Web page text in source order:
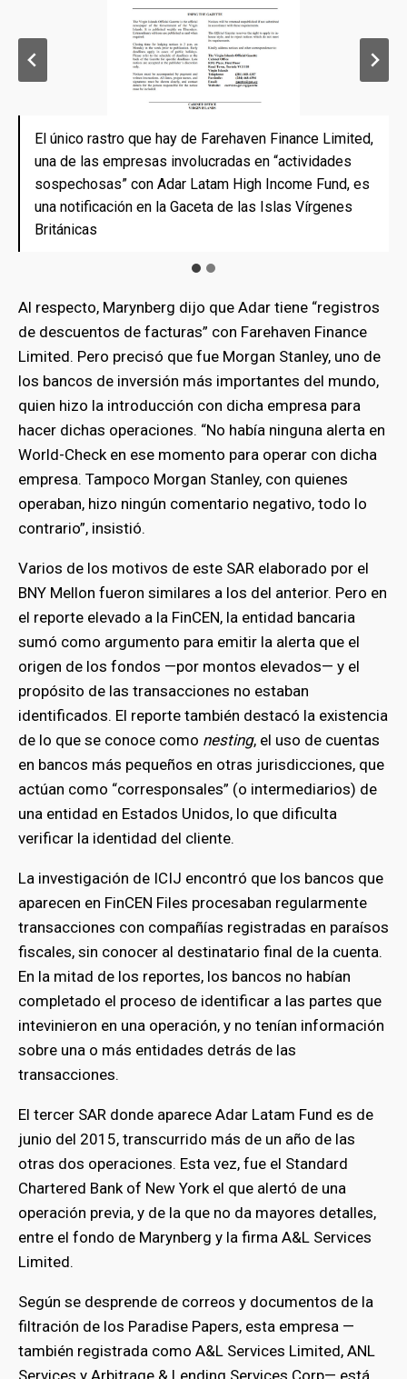
El único rastro que hay de Farehaven Finance Limited,
una de las empresas involucradas en “actividades
sospechosas” con Adar Latam High Income Fund, es
una notificación en la Gaceta de las Islas Vírgenes
Británicas
El único rastro que hay de Farehaven Finance Limited,
una de las empresas involucradas en “actividades
sospechosas” con Adar Latam High Income Fund, es
una notificación en la Gaceta de las Islas Vírgenes
Británicas
Al respecto, Marynberg dijo que Adar tiene “registros
de descuentos de facturas” con Farehaven Finance
Limited. Pero precisó que fue Morgan Stanley, uno de
los bancos de inversión más importantes del mundo,
quien hizo la introducción con dicha empresa para
hacer dichas operaciones. “No había ninguna alerta en
World-Check en ese momento para operar con dicha
empresa. Tampoco Morgan Stanley, con quienes
operaban, hizo ningún comentario negativo, todo lo
contrario”, insistió.
Varios de los motivos de este SAR elaborado por el
BNY Mellon fueron similares a los del anterior. Pero en
el reporte elevado a la FinCEN, la entidad bancaria
sumó como argumento para emitir la alerta que el
origen de los fondos —por montos elevados— y el
propósito de las transacciones no estaban
identificados. El reporte también destacó la existencia
de lo que se conoce como nesting, el uso de cuentas
en bancos más pequeños en otras jurisdicciones, que
actúan como “corresponsales” (o intermediarios) de
una entidad en Estados Unidos, lo que dificulta
verificar la identidad del cliente.
La investigación de ICIJ encontró que los bancos que
aparecen en FinCEN Files procesaban regularmente
transacciones con compañías registradas en paraísos
fiscales, sin conocer al destinatario final de la cuenta.
En la mitad de los reportes, los bancos no habían
completado el proceso de identificar a las partes que
intevinieron en una operación, y no tenían información
sobre una o más entidades detrás de las
transacciones.
El tercer SAR donde aparece Adar Latam Fund es de
junio del 2015, transcurrido más de un año de las
otras dos operaciones. Esta vez, fue el Standard
Chartered Bank of New York el que alertó de una
operación previa, y de la que no da mayores detalles,
entre el fondo de Marynberg y la firma A&L Services
Limited.
Según se desprende de correos y documentos de la
filtración de los Paradise Papers, esta empresa —
también registrada como A&L Services Limited, ANL
Services y Arbitrage & Lending Services Corp— está